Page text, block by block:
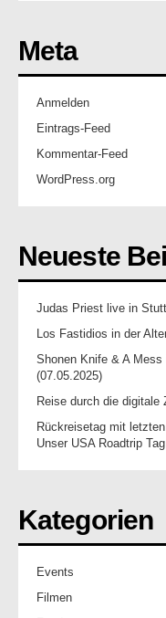
Meta
Anmelden
Eintrags-Feed
Kommentar-Feed
WordPress.org
Neueste
Judas Priest live in
Los Fastidios in der
Shonen Knife & A
(07.05.2025)
Reise durch die digitale
Rückreisetag mit
Unser USA Roadtrip
Kategorien
Events
Filmen